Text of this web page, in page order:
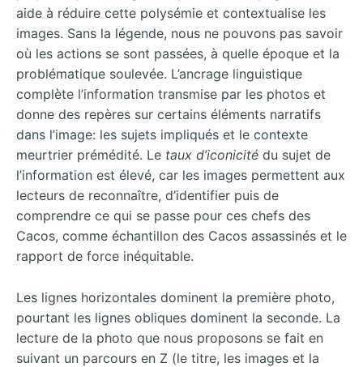
aide à réduire cette polysémie et contextualise les
images. Sans la légende, nous ne pouvons pas savoir
où les actions se sont passées, à quelle époque et la
problématique soulevée. L’ancrage linguistique
complète l’information transmise par les photos et
donne des repères sur certains éléments narratifs
dans l’image: les sujets impliqués et le contexte
meurtrier prémédité. Le taux d’iconicité du sujet de
l’information est élevé, car les images permettent aux
lecteurs de reconnaître, d’identifier puis de
comprendre ce qui se passe pour ces chefs des
Cacos, comme échantillon des Cacos assassinés et le
rapport de force inéquitable.
Les lignes horizontales dominent la première photo,
pourtant les lignes obliques dominent la seconde. La
lecture de la photo que nous proposons se fait en
suivant un parcours en Z (le titre, les images et la